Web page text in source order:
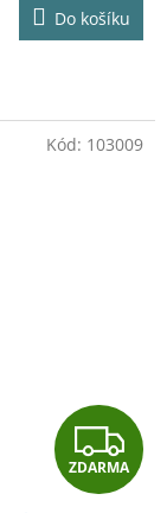
Do košíku
Z
D
ZDARMA
Kód: 103009